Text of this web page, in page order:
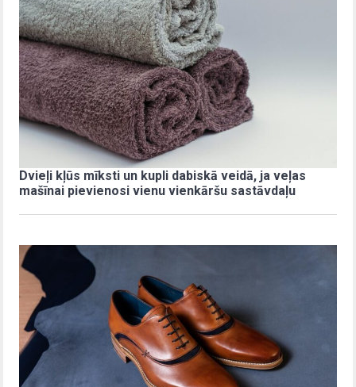
Dvieļi kļūs mīksti un kupli dabiskā veidā, ja veļas
mašīnai pievienosi vienu vienkāršu sastāvdaļu